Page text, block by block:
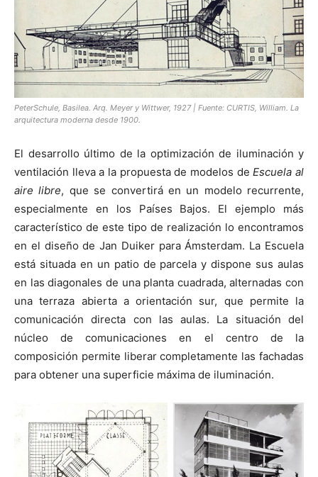
PeterSchule, Basilea. Arq. Meyer y Wittwer, 1927 | Fuente: CURTIS, William. La
arquitectura moderna desde 1900.
El desarrollo último de la optimización de iluminación y
ventilación lleva a la propuesta de modelos deEscuela al
aire libre, que se convertirá en un modelo recurrente,
especialmente en los Países Bajos. El ejemplo más
característico de este tipo de realización lo encontramos
en el diseño de Jan Duiker para Ámsterdam. La Escuela
está situada en un patio de parcela y dispone sus aulas
en las diagonales de una planta cuadrada, alternadas con
una terraza abierta a orientación sur, que permite la
comunicación directa con las aulas. La situación del
núcleo de comunicaciones en el centro de la
composición permite liberar completamente las fachadas
para obtener una superficie máxima de iluminación.